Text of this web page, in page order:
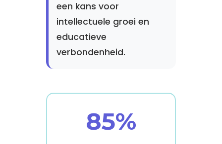
een kans voor
intellectuele groei en
educatieve
verbondenheid.
85%